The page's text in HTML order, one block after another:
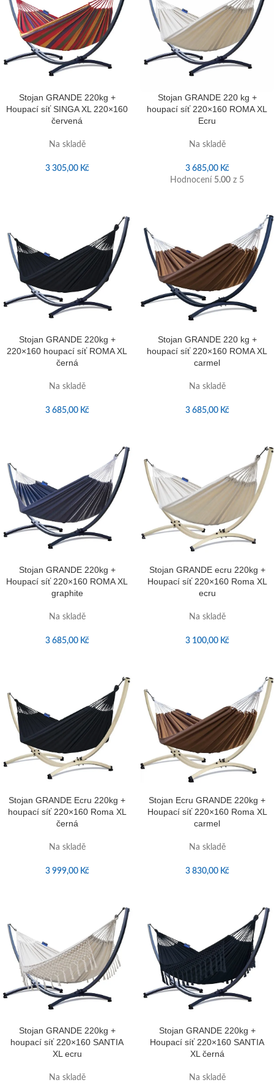
Stojan GRANDE 220kg +
Houpací síť SINGA XL 220×160
červená
Na skladě
3 305,00 Kč
Stojan GRANDE 220 kg +
houpací síť 220×160 ROMA XL
Ecru
Na skladě
3 685,00 Kč
Hodnocení 5.00 z 5
Stojan GRANDE 220kg +
220×160 houpací síť ROMA XL
černá
Na skladě
3 685,00 Kč
Stojan GRANDE 220 kg +
houpací síť 220×160 ROMA XL
carmel
Na skladě
3 685,00 Kč
Stojan GRANDE 220kg +
Houpací síť 220×160 ROMA XL
graphite
Na skladě
3 685,00 Kč
Stojan GRANDE ecru 220kg +
Houpací síť 220×160 Roma XL
ecru
Na skladě
3 100,00 Kč
Stojan GRANDE Ecru 220kg +
houpací síť 220×160 Roma XL
černá
Na skladě
3 999,00 Kč
Stojan Ecru GRANDE 220kg +
Houpací síť 220×160 Roma XL
carmel
Na skladě
3 830,00 Kč
Stojan GRANDE 220kg +
houpací síť 220×160 SANTIA
XL ecru
Na skladě
Stojan GRANDE 220kg +
Houpací síť 220×160 SANTIA
XL černá
Na skladě